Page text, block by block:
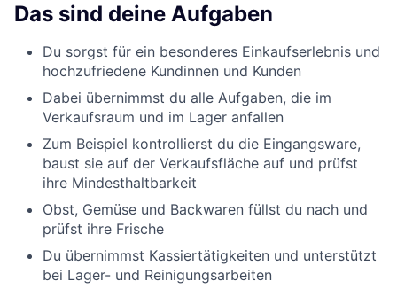
Das sind deine Aufgaben
Du sorgst für ein besonderes Einkaufserlebnis und
hochzufriedene Kundinnen und Kunden
Dabei übernimmst du alle Aufgaben, die im
Verkaufsraum und im Lager anfallen
Zum Beispiel kontrollierst du die Eingangsware,
baust sie auf der Verkaufsfläche auf und prüfst
ihre Mindesthaltbarkeit
Obst, Gemüse und Backwaren füllst du nach und
prüfst ihre Frische
Du übernimmst Kassiertätigkeiten und unterstützt
bei Lager- und Reinigungsarbeiten